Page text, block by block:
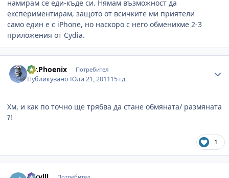
намирам се еди-къде си. Нямам възможност да
експериментирам, защото от всичките ми приятели
само един е с iPhone, но наскоро с него обменихме 2-3
приложения от Cydia.
Mr.Phoenix Потребител
Публикувано Юли 21, 201115 гд
Хм, и как по точно ще трябва да стане обмяната/ размяната
?!
1